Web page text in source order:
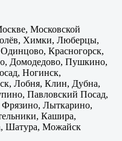
Московской
Химки, Люберцы,
Красногорск,
Домодедово, Пушкино,
Ногинск,
Лобня, Клин, Дубна,
Павловский Посад,
Лыткарино,
Кашира,
Шатура, Можайск